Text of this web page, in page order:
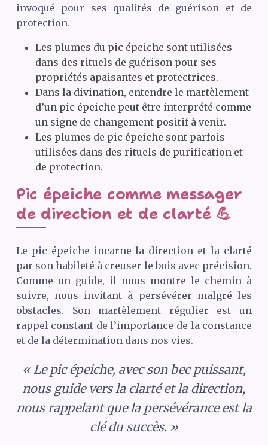
invoqué pour ses qualités de guérison et de
protection.
Les plumes du pic épeiche sont utilisées
dans des rituels de guérison pour ses
propriétés apaisantes et protectrices.
Dans la divination, entendre le martèlement
d’un pic épeiche peut être interprété comme
un signe de changement positif à venir.
Les plumes de pic épeiche sont parfois
utilisées dans des rituels de purification et
de protection.
Pic épeiche comme messager
de direction et de clarté 💪
Le pic épeiche incarne la direction et la clarté
par son habileté à creuser le bois avec précision.
Comme un guide, il nous montre le chemin à
suivre, nous invitant à persévérer malgré les
obstacles. Son martèlement régulier est un
rappel constant de l’importance de la constance
et de la détermination dans nos vies.
« Le pic épeiche, avec son bec puissant,
nous guide vers la clarté et la direction,
nous rappelant que la persévérance est la
clé du succès. »